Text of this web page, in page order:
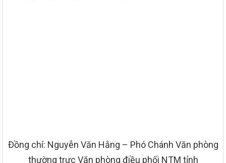
Đồng chí: Nguyễn Văn Hằng – Phó Chánh Văn phòng
thường trực Văn phòng điều phối NTM tỉnh